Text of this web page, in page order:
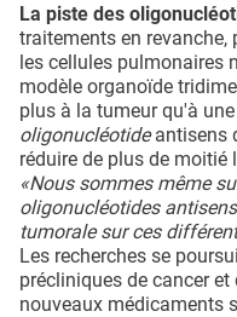
La piste des
traitements en
les cellules pulmonaires
modèle organoïde
plus à la tumeur qu'à
oligonucléotideantisens
réduire de plus de
«Nous sommes même
oligonucléotides
tumorale sur ces
Les recherches se
précliniques de cancer
nouveaux médicaments